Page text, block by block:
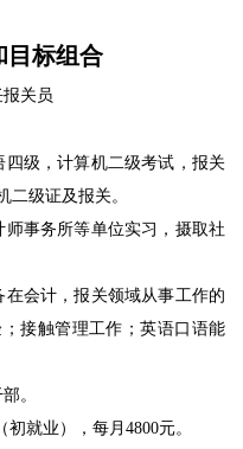
目标组合
关员
级，计算机二级考试，报关
二级证及报关。
事务所等单位实习，摄取社
会计，报关领域从事工作的
接触管理工作；英语口语能
。
初就业），每月 4800元。